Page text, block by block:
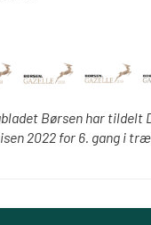
Børsen har tildelt
2022 for 6. gang i